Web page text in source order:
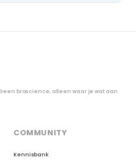
broscience, alleen waar je wat aan
COMMUNITY
Kennisbank